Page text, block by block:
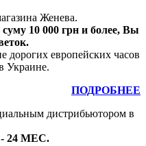
Женева.
10 000 грн и более, Вы
дорогих европейских часов
Украине.
ПОДРОБНЕЕ
дистрибьютором в
24 МЕС.